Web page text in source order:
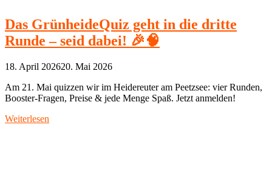
Das GrünheideQuiz geht in die dritte
Runde – seid dabei! 🎉🧠
18. April 202620. Mai 2026
Am 21. Mai quizzen wir im Heidereuter am Peetzsee: vier Runden,
Booster‑Fragen, Preise & jede Menge Spaß. Jetzt anmelden!
Weiterlesen